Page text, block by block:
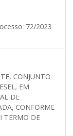
72/2023
CONJUNTO
EM
DE
CONFORME
TERMO DE